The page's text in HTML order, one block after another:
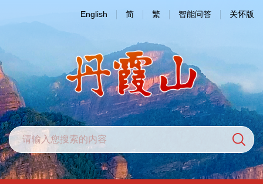
English 简 繁 智能问答 关怀版